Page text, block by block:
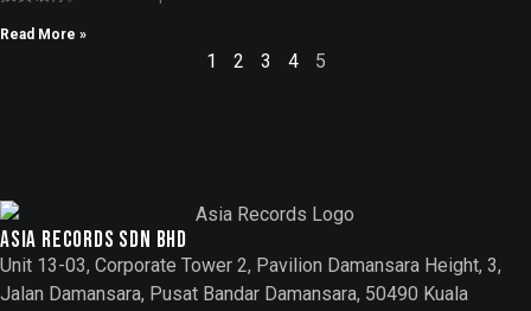
Read More »
1 2 3 4 5
Asia records sdn bhd
Unit 13-03, Corporate Tower 2, Pavilion Damansara Height, 3,
Jalan Damansara, Pusat Bandar Damansara, 50490 Kuala